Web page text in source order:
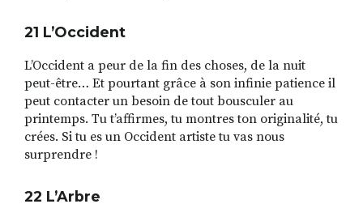
21 L’Occident
L’Occident a peur de la fin des choses, de la nuit
peut-être… Et pourtant grâce à son infinie patience il
peut contacter un besoin de tout bousculer au
printemps. Tu t’affirmes, tu montres ton originalité, tu
crées. Si tu es un Occident artiste tu vas nous
surprendre !
22 L’Arbre